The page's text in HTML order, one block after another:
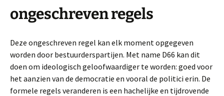
ongeschreven regels
Deze ongeschreven regel kan elk moment opgegeven
worden door bestuurderspartijen. Met name D66 kan dit
doen om ideologisch geloofwaardiger te worden: goed voor
het aanzien van de democratie en vooral de politici erin. De
formele regels veranderen is een hachelijke en tijdrovende